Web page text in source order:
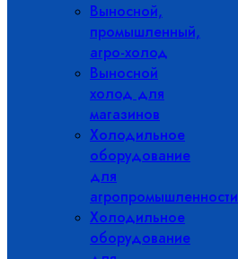
Выносной,
промышленный,
агро-холод
Выносной
холод для
магазинов
Холодильное
оборудование
для
агропромышленности
Холодильное
оборудование